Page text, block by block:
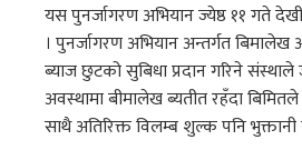
यस पुनर्जागरण अभियान ज्येष्ठ ११ गते
। पुनर्जागरण अभियान अन्तर्गत बिमालेख
ब्याज छुटको सुबिधा प्रदान गरिने
अवस्थामा बीमालेख ब्यतीत रहँदा
साथै अतिरिक्त विलम्ब शुल्क पनि भुक्तानी